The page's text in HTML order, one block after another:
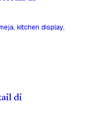
kitchen display,
di